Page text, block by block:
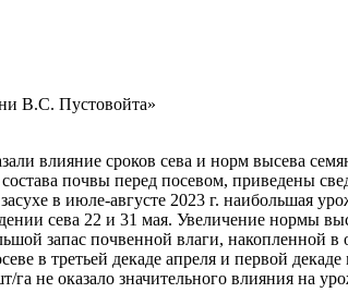
В.С. Пустовойта»
влияние сроков сева и норм высева
почвы перед посевом, приведены
в июле-августе 2023 г. наибольшая
сева 22 и 31 мая. Увеличение нормы
запас почвенной влаги, накопленной
в третьей декаде апреля и первой декаде
не оказало значительного влияния на